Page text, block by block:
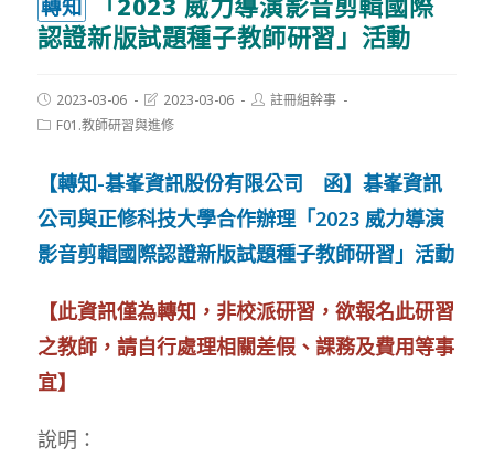
轉知
認證新版試題種子教師研習」活動
Post
published:
2023-03-06
Post
last
modified:
2023-03-06
Post註冊組幹事
PostF01.教師研習與進修
【轉知-碁峯資訊股份有限公司 函】碁峯資訊
公司與正修科技大學合作辦理「2023 威力導演
影音剪輯國際認證新版試題種子教師研習」活動
【此資訊僅為轉知，非校派研習，欲報名此研習
之教師，請自行處理相關差假、課務及費用等事
宜】
說明：